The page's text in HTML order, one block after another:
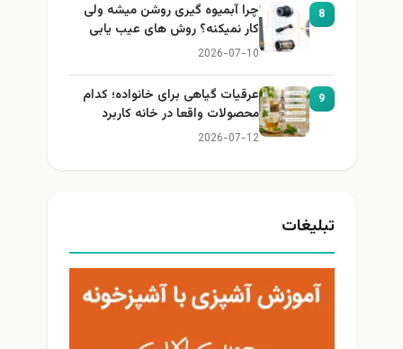
8
چرا آبمیوه گیری روشن میشه ولی
کار نمیکنه؟ روش های عیب یابی
2026-07-10
9
عرقیات گیاهی برای خانواده؛ کدام
محصولات واقعا در خانه کاربرد
دارند؟
2026-07-12
تبلیغات